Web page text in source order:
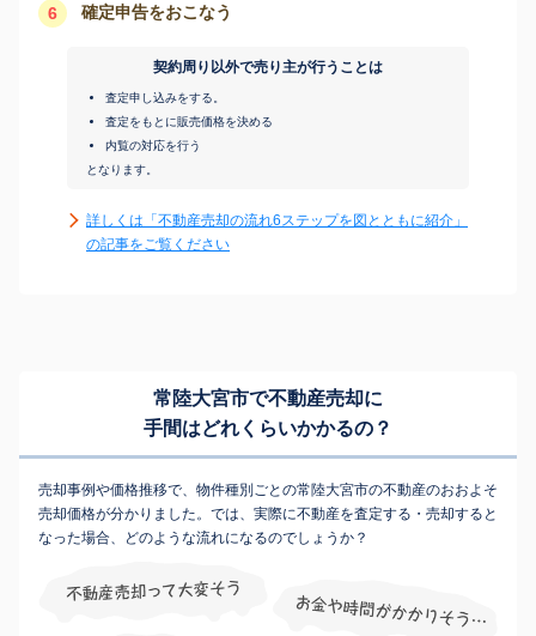
6 確定申告をおこなう
契約周り以外で売り主が行うことは
査定申し込みをする。
査定をもとに販売価格を決める
内覧の対応を行う
となります。
詳しくは「不動産売却の流れ6ステップを図とともに紹介」
の記事をご覧ください
常陸大宮市で不動産売却に
手間はどれくらいかかるの？
売却事例や価格推移で、物件種別ごとの常陸大宮市の不動産のおおよそ
売却価格が分かりました。では、実際に不動産を査定する・売却すると
なった場合、どのような流れになるのでしょうか？